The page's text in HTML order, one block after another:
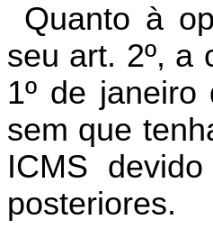
Quanto à
seu art. 2º, a
1º de janeiro
sem que
ICMS devido
posteriores.